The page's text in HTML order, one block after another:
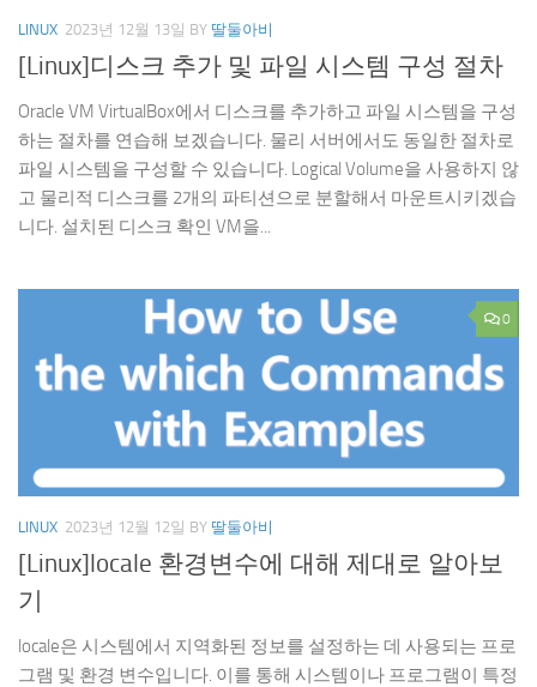
LINUX 2023년 12월 13일 BY 딸둘아비
[Linux]디스크 추가 및 파일 시스템 구성 절차
Oracle VM VirtualBox에서 디스크를 추가하고 파일 시스템을 구성
하는 절차를 연습해 보겠습니다. 물리 서버에서도 동일한 절차로
파일 시스템을 구성할 수 있습니다. Logical Volume을 사용하지 않
고 물리적 디스크를 2개의 파티션으로 분할해서 마운트시키겠습
니다. 설치된 디스크 확인 VM을...
0
LINUX 2023년 12월 12일 BY 딸둘아비
[Linux]locale 환경변수에 대해 제대로 알아보
기
locale은 시스템에서 지역화된 정보를 설정하는 데 사용되는 프로
그램 및 환경 변수입니다. 이를 통해 시스템이나 프로그램이 특정